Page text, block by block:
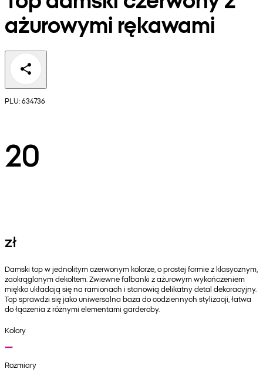
ażurowymi rękawami
PLU: 634736
20
zł
Damski top w jednolitym czerwonym kolorze, o prostej formie z klasycznym,
zaokrąglonym dekoltem. Zwiewne falbanki z ażurowym wykończeniem
miękko układają się na ramionach i stanowią delikatny detal dekoracyjny.
Top sprawdzi się jako uniwersalna baza do codziennych stylizacji, łatwa
do łączenia z różnymi elementami garderoby.
Kolory
Rozmiary